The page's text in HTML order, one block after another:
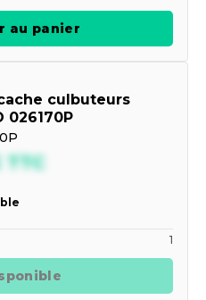
au panier
culbuteurs
026170P
TTC
1